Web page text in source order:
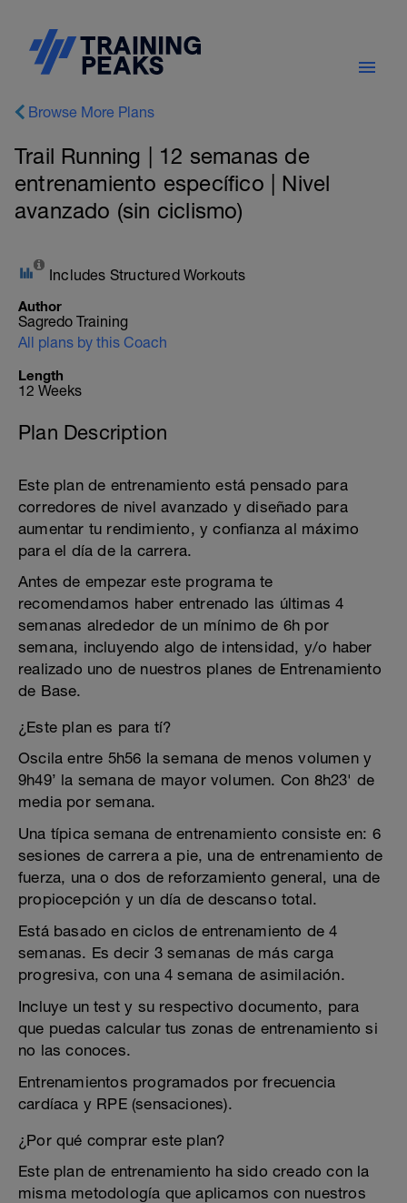
Browse More Plans
Trail Running | 12 semanas de
entrenamiento específico | Nivel
avanzado (sin ciclismo)
Includes Structured Workouts
Author
Sagredo Training
All plans by this Coach
Length
12 Weeks
Plan Description
Este plan de entrenamiento está pensado para
corredores de nivel avanzado y diseñado para
aumentar tu rendimiento, y confianza al máximo
para el día de la carrera.
Antes de empezar este programa te
recomendamos haber entrenado las últimas 4
semanas alrededor de un mínimo de 6h por
semana, incluyendo algo de intensidad, y/o haber
realizado uno de nuestros planes de Entrenamiento
de Base.
¿Este plan es para tí?
Oscila entre 5h56 la semana de menos volumen y
9h49’ la semana de mayor volumen. Con 8h23' de
media por semana.
Una típica semana de entrenamiento consiste en: 6
sesiones de carrera a pie, una de entrenamiento de
fuerza, una o dos de reforzamiento general, una de
propiocepción y un día de descanso total.
Está basado en ciclos de entrenamiento de 4
semanas. Es decir 3 semanas de más carga
progresiva, con una 4 semana de asimilación.
Incluye un test y su respectivo documento, para
que puedas calcular tus zonas de entrenamiento si
no las conoces.
Entrenamientos programados por frecuencia
cardíaca y RPE (sensaciones).
¿Por qué comprar este plan?
Este plan de entrenamiento ha sido creado con la
misma metodología que aplicamos con nuestros